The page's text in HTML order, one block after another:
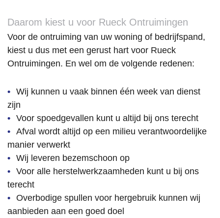
Daarom kiest u voor Rueck Ontruimingen
Voor de ontruiming van uw woning of bedrijfspand,
kiest u dus met een gerust hart voor Rueck
Ontruimingen. En wel om de volgende redenen:
Wij kunnen u vaak binnen één week van dienst
zijn
Voor spoedgevallen kunt u altijd bij ons terecht
Afval wordt altijd op een milieu verantwoordelijke
manier verwerkt
Wij leveren bezemschoon op
Voor alle herstelwerkzaamheden kunt u bij ons
terecht
Overbodige spullen voor hergebruik kunnen wij
aanbieden aan een goed doel